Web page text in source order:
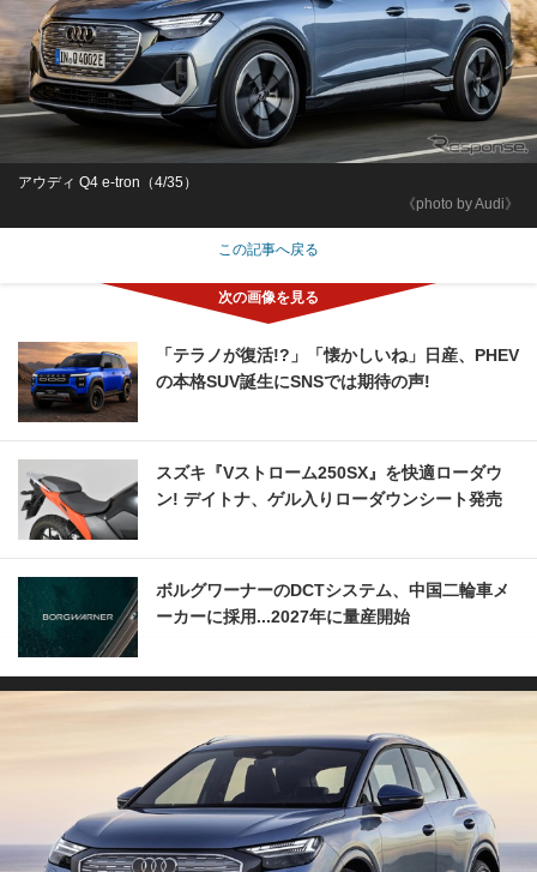
《photo by Audi》
アウディ Q4 e-tron（4/35）
この記事へ戻る
「テラノが復活!?」「懐かしいね」日産、PHEV
の本格SUV誕生にSNSでは期待の声!
スズキ『Vストローム250SX』を快適ローダウ
ン! デイトナ、ゲル入りローダウンシート発売
ボルグワーナーのDCTシステム、中国二輪車メ
ーカーに採用...2027年に量産開始